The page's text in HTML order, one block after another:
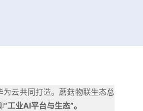
云共同打造。蘑菇物联生态总
“工业AI平台与生态”。